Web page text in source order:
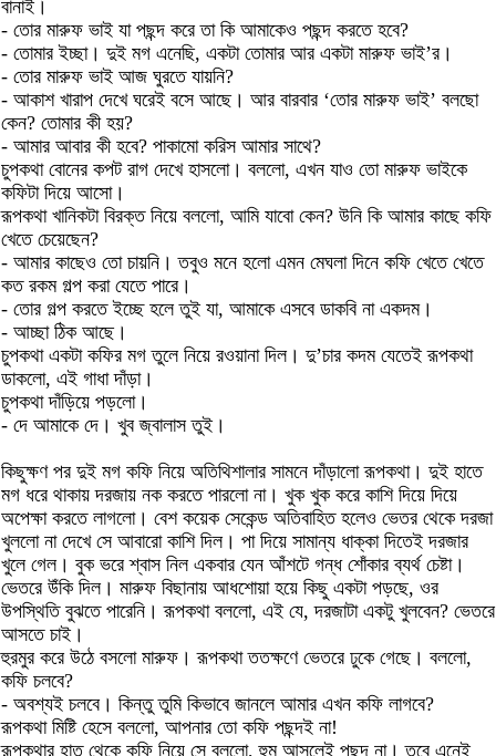
বানাই।
- তোর মারুফ ভাই যা পছন্দ করে তা কি আমাকেও পছন্দ করতে হবে?
- তোমার ইচ্ছা। দুই মগ এনেছি, একটা তোমার আর একটা মারুফ ভাই’র।
- তোর মারুফ ভাই আজ ঘুরতে যায়নি?
- আকাশ খারাপ দেখে ঘরেই বসে আছে। আর বারবার ‘তোর মারুফ ভাই’ বলছো
কেন? তোমার কী হয়?
- আমার আবার কী হবে? পাকামো করিস আমার সাথে?
চুপকথা বোনের কপট রাগ দেখে হাসলো। বললো, এখন যাও তো মারুফ ভাইকে
কফিটা দিয়ে আসো।
রূপকথা খানিকটা বিরক্ত নিয়ে বললো, আমি যাবো কেন? উনি কি আমার কাছে কফি
খেতে চেয়েছেন?
- আমার কাছেও তো চায়নি। তবুও মনে হলো এমন মেঘলা দিনে কফি খেতে খেতে
কত রকম গল্প করা যেতে পারে।
- তোর গল্প করতে ইচ্ছে হলে তুই যা, আমাকে এসবে ডাকবি না একদম।
- আচ্ছা ঠিক আছে।
চুপকথা একটা কফির মগ তুলে নিয়ে রওয়ানা দিল। দু’চার কদম যেতেই রূপকথা
ডাকলো, এই গাধা দাঁড়া।
চুপকথা দাঁড়িয়ে পড়লো।
- দে আমাকে দে। খুব জ্বালাস তুই।
কিছুক্ষণ পর দুই মগ কফি নিয়ে অতিথিশালার সামনে দাঁড়ালো রূপকথা। দুই হাতে
মগ ধরে থাকায় দরজায় নক করতে পারলো না। খুক খুক করে কাশি দিয়ে দিয়ে
অপেক্ষা করতে লাগলো। বেশ কয়েক সেকেন্ড অতিবাহিত হলেও ভেতর থেকে দরজা
খুললো না দেখে সে আবারো কাশি দিল। পা দিয়ে সামান্য ধাক্কা দিতেই দরজার
খুলে গেল। বুক ভরে শ্বাস নিল একবার যেন আঁশটে গন্ধ শোঁকার ব্যর্থ চেষ্টা।
ভেতরে উঁকি দিল। মারুফ বিছানায় আধশোয়া হয়ে কিছু একটা পড়ছে, ওর
উপস্থিতি বুঝতে পারেনি। রূপকথা বললো, এই যে, দরজাটা একটু খুলবেন? ভেতরে
আসতে চাই।
হুরমুর করে উঠে বসলো মারুফ। রূপকথা ততক্ষণে ভেতরে ঢুকে গেছে। বললো,
কফি চলবে?
- অবশ্যই চলবে। কিন্তু তুমি কিভাবে জানলে আমার এখন কফি লাগবে?
রূপকথা মিষ্টি হেসে বললো, আপনার তো কফি পছন্দই না!
রূপকথার হাত থেকে কফি নিয়ে সে বললো, হুম আসলেই পছন্দ না। তবে এনেই